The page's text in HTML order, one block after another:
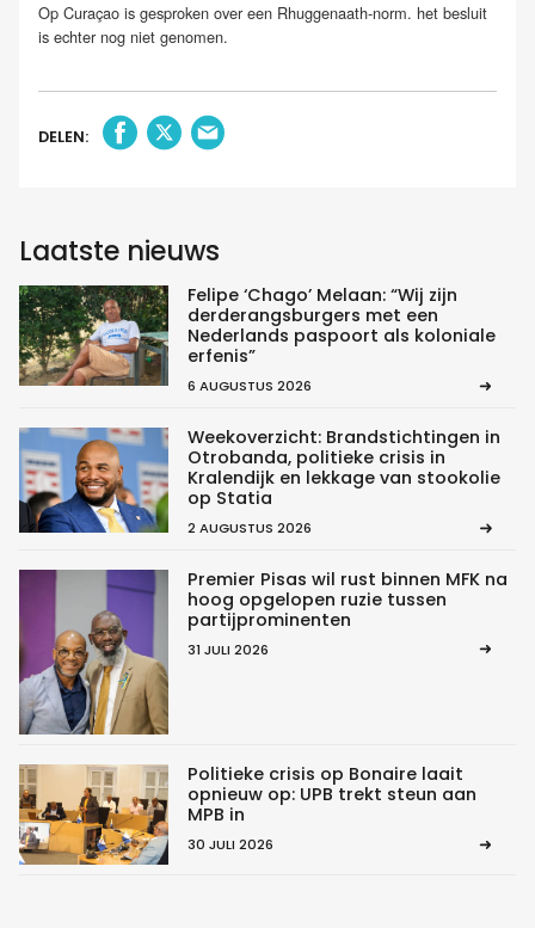
Op Curaçao is gesproken over een Rhuggenaath-norm. het besluit
is echter nog niet genomen.
DELEN:
Laatste nieuws
Felipe ‘Chago’ Melaan: “Wij zijn
derderangsburgers met een
Nederlands paspoort als koloniale
erfenis”
6 AUGUSTUS 2026
Weekoverzicht: Brandstichtingen in
Otrobanda, politieke crisis in
Kralendijk en lekkage van stookolie
op Statia
2 AUGUSTUS 2026
Premier Pisas wil rust binnen MFK na
hoog opgelopen ruzie tussen
partijprominenten
31 JULI 2026
Politieke crisis op Bonaire laait
opnieuw op: UPB trekt steun aan
MPB in
30 JULI 2026